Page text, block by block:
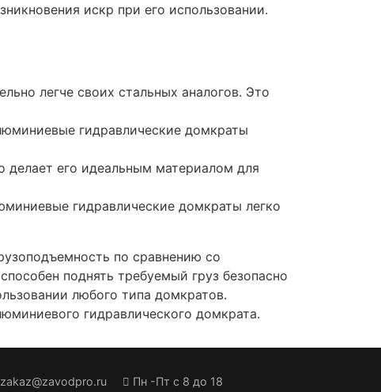
искр при его использовании.
легче своих стальных аналогов. Это
гидравлические домкраты
его идеальным материалом для
гидравлические домкраты легко
по сравнению со
поднять требуемый груз безопасно
любого типа домкратов.
гидравлического домкрата.
Пн -Пт с 8 до 18